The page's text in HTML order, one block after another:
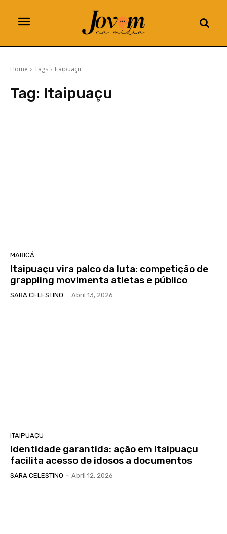
Home Tags Itaipuaçu
Tag: Itaipuaçu
MARICÁ
Itaipuaçu vira palco da luta: competição de
grappling movimenta atletas e público
SARA CELESTINO - Abril 13, 2026
ITAIPUAÇU
Identidade garantida: ação em Itaipuaçu
facilita acesso de idosos a documentos
SARA CELESTINO - Abril 12, 2026